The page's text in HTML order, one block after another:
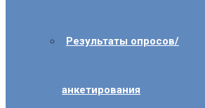
Результаты опросов/
анкетирования